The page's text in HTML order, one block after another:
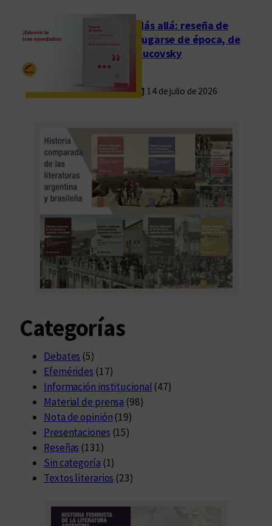
Más allá: reseña de
Fugarse de época, de
Rucovsky
14 de julio de 2026
Categorías
Debates (5)
Efemérides (17)
Información institucional (47)
Material de prensa (98)
Nota de opinión (19)
Presentaciones (15)
Reseñas (131)
Sin categoría (1)
Textos literarios (23)